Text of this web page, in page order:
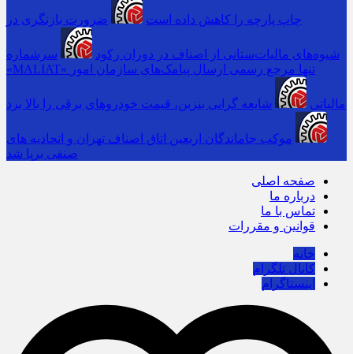
چاپ پارچه را کاهش داده است ضرورت بازنگری در
شیوه‌های مالیات‌ستانی از اصناف در دوران رکود
سرشماره
«MALIAT» تنها مرجع رسمی ارسال پیامک‌های سازمان امور
مالیاتی شایعه گرانی بنزین، قیمت خودروهای برقی را بالا برد
موکب جاماندگان اربعین اتاق اصناف تهران و اتحادیه های
صنفی برپا شد
صفحه اصلی
درباره ما
تماس با ما
قوانین و مقررات
خانه
کانال تلگرام
اینستاگرام